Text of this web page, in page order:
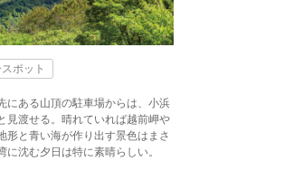
ポット
にある山頂の駐車場からは、小浜
見渡せる。晴れていれば越前岬や
形と青い海が作り出す景色はまさ
沈む夕日は特に素晴らしい。